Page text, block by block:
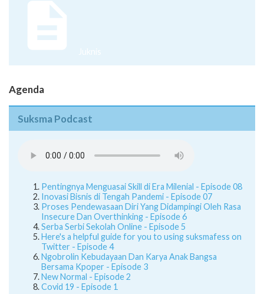
Juknis
Agenda
Suksma Podcast
Pentingnya Menguasai Skill di Era Milenial - Episode 08
Inovasi Bisnis di Tengah Pandemi - Episode 07
Proses Pendewasaan Diri Yang Didampingi Oleh Rasa
Insecure Dan Overthinking - Episode 6
Serba Serbi Sekolah Online - Episode 5
Here's a helpful guide for you to using suksmafess on
Twitter - Episode 4
Ngobrolin Kebudayaan Dan Karya Anak Bangsa
Bersama Kpoper - Episode 3
New Normal - Episode 2
Covid 19 - Episode 1